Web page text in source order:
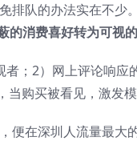
排队的办法实在不
的消费喜好转为可视
；2）网上评论响
购买被看见，激发模
在深圳人流量最大